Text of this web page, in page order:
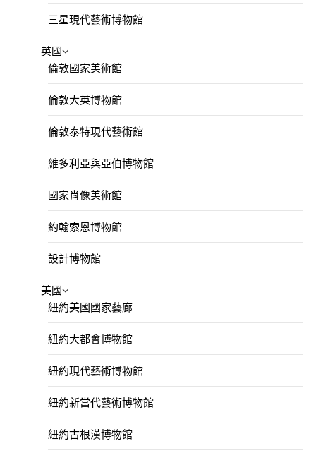
三星現代藝術博物館
英國
倫敦國家美術館
倫敦大英博物館
倫敦泰特現代藝術館
維多利亞與亞伯博物館
國家肖像美術館
約翰索恩博物館
設計博物館
美國
紐約美國國家藝廊
紐約大都會博物館
紐約現代藝術博物館
紐約新當代藝術博物館
紐約古根漢博物館